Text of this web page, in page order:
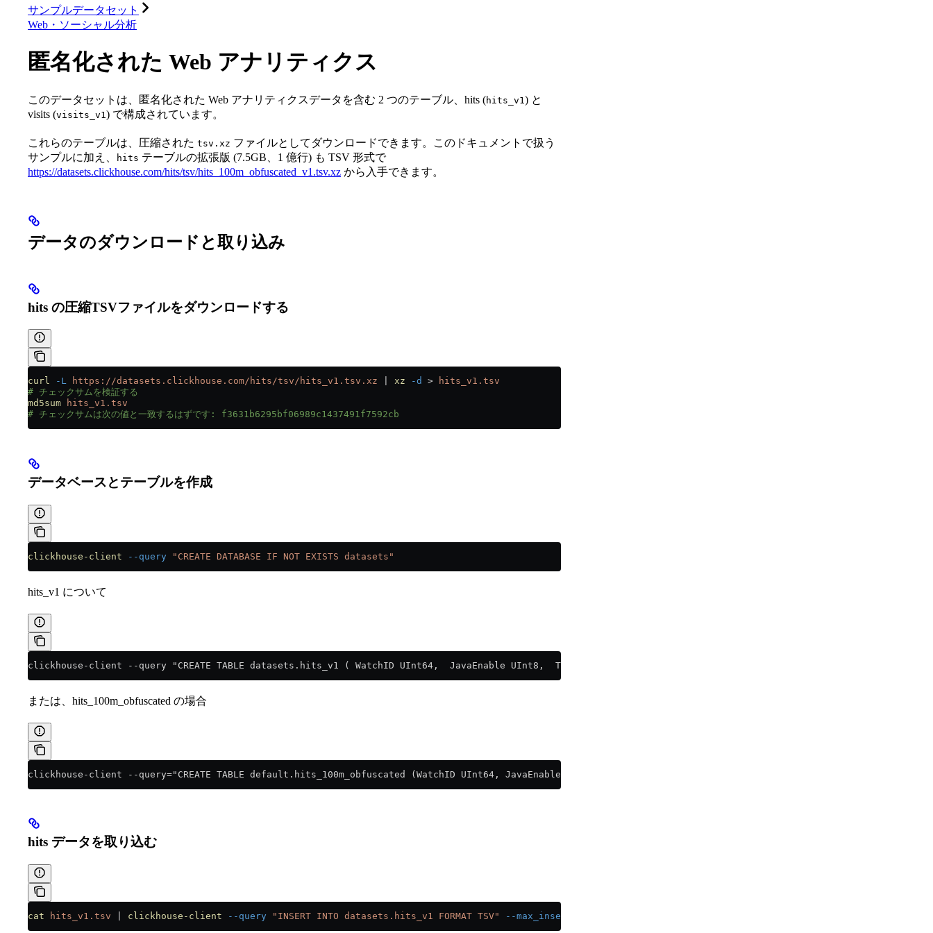
サンプルデータセット
Web・ソーシャル分析
匿名化された Web アナリティクス
このデータセットは、匿名化された Web アナリティクスデータを含む 2 つのテーブル、hits (hits_v1 ) と
visits (visits_v1 ) で構成されています。
これらのテーブルは、圧縮された tsv.xz ファイルとしてダウンロードできます。このドキュメントで扱う
サンプルに加え、
hits テーブルの拡張版 (7.5GB、1 億行) も TSV 形式で
https://datasets.clickhouse.com/hits/tsv/hits_100m_obfuscated_v1.tsv.xz から入手できます。
データのダウンロードと取り込み
hits の圧縮TSVファイルをダウンロードする
curl -L https://datasets.clickhouse.com/hits/tsv/hits_v1.tsv.xz xz -d > hits_v1.tsv
# チェックサムを検証する
md5sum hits_v1.tsv
# チェックサムは次の値と一致するはずです: f3631b6295bf06989c1437491f7592cb
データベースとテーブルを作成
clickhouse-client --query "CREATE DATABASE IF NOT EXISTS datasets"
hits_v1 について
clickhouse-client --query "CREATE TABLE datasets.hits_v1 ( WatchID UInt64,  JavaEnable UInt8,  Title String,  GoodEvent Int16,  EventTime DateTime,  EventDate
または、hits_100m_obfuscated の場合
clickhouse-client --query="CREATE TABLE default.hits_100m_obfuscated (WatchID UInt64, JavaEnable UInt8, Title String, GoodEvent Int16, EventTime DateTime,
hits データを取り込む
cat hits_v1.tsv clickhouse-client --query "INSERT INTO datasets.hits_v1 FORMAT TSV" --max_insert_block_size=100000